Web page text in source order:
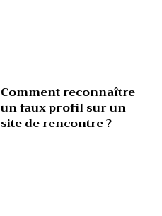
Comment reconnaître
un faux profil sur un
site de rencontre ?